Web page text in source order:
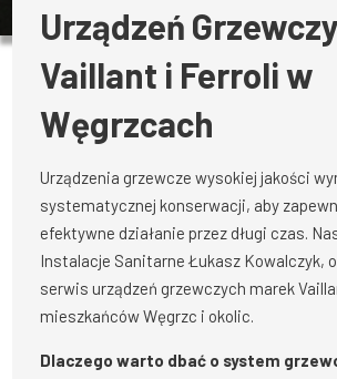
Urządzeń
Vaillant i Ferroli w
Węgrzcach
Urządzenia grzewcze wysokiej jakości
systematycznej konserwacji, aby
efektywne działanie przez długi czas.
Instalacje Sanitarne Łukasz Kowalczyk,
serwis urządzeń grzewczych marek
mieszkańców Węgrzc i okolic.
Dlaczego warto dbać o system